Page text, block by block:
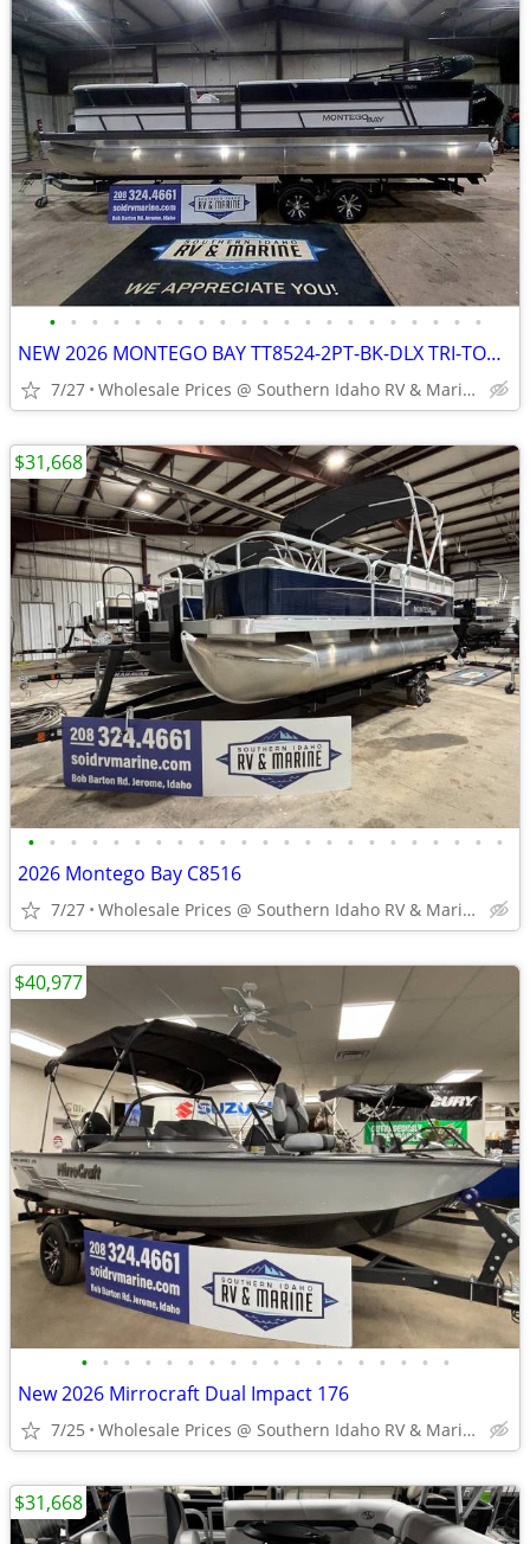
• • • • • • • • • • • • • • • • • • • • •
NEW 2026 MONTEGO BAY TT8524-2PT-BK-DLX TRI-TOON
7/27 Wholesale Prices @ Southern Idaho RV & Marine
• • • • • • • • • • • • • • • • • • • • • • •
2026 Montego Bay C8516
7/27 Wholesale Prices @ Southern Idaho RV & Marine
$31,668
• • • • • • • • • • • • • • • • • •
New 2026 Mirrocraft Dual Impact 176
7/25 Wholesale Prices @ Southern Idaho RV & Marine
$40,977
$31,668